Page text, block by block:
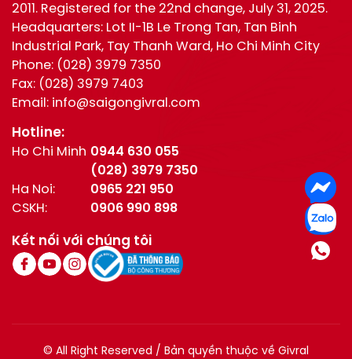
2011. Registered for the 22nd change, July 31, 2025.
Headquarters: Lot II-1B Le Trong Tan, Tan Binh
Industrial Park, Tay Thanh Ward, Ho Chi Minh City
Phone: (028) 3979 7350
Fax: (028) 3979 7403
Email: info@saigongivral.com
Hotline:
Ho Chi Minh 0944 630 055
(028) 3979 7350
Ha Noi:
0965 221 950
CSKH:
0906 990 898
Kết nối với chúng tôi
© All Right Reserved / Bản quyền thuộc về Givral